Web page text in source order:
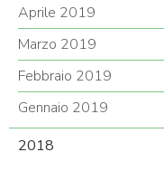
Aprile 2019
Marzo 2019
Febbraio 2019
Gennaio 2019
2018